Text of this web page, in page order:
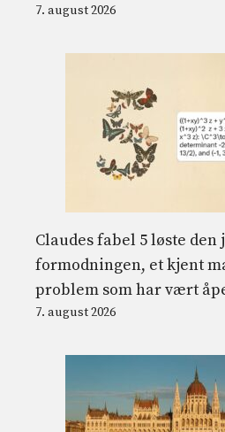
7. august 2026
Claudes fabel 5 løste den
formodningen, et kjent
problem som har vært
7. august 2026